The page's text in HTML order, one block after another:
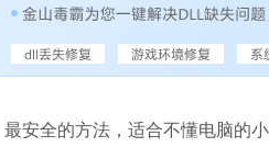
安全的方法，适合不懂电脑的